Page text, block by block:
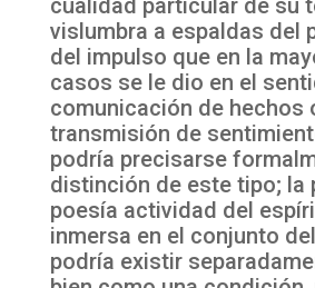
cualidad particular de su
vislumbra a espaldas del
del impulso que en la
casos se le dio en el
comunicación de hechos
transmisión de
podría precisarse
distinción de este tipo; la
poesía actividad del
inmersa en el conjunto
podría existir